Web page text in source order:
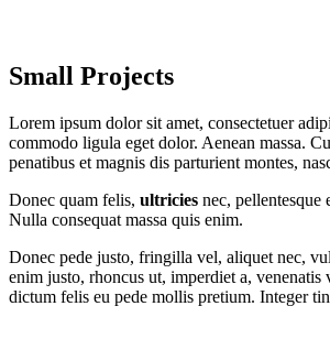
Small Projects
Lorem ipsum dolor sit amet, consectetuer
commodo ligula eget dolor. Aenean massa.
penatibus et magnis dis parturient montes,
Donec quam felis, ultricies nec, pellentesque
Nulla consequat massa quis enim.
Donec pede justo, fringilla vel, aliquet nec,
enim justo, rhoncus ut, imperdiet a,
dictum felis eu pede mollis pretium. Integer